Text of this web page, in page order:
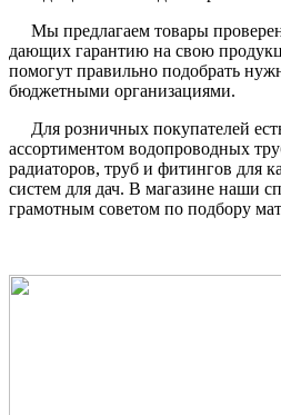
Мы предлагаем товары
дающих гарантию на свою
помогут правильно подобрать
бюджетными организациями.
Для розничных покупателей
ассортиментом водопроводных
радиаторов, труб и фитингов для
систем для дач. В магазине наши
грамотным советом по подбору